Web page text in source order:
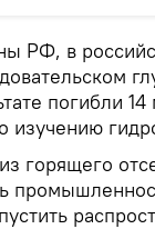
РФ, в
погибли
изучению
горящего